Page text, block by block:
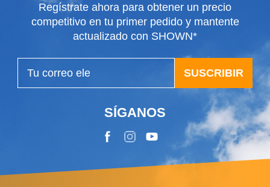
Regístrate ahora para obtener un precio
competitivo en tu primer pedido y mantente
actualizado con SHOWN*
SUSCRIBIR
SÍGANOS